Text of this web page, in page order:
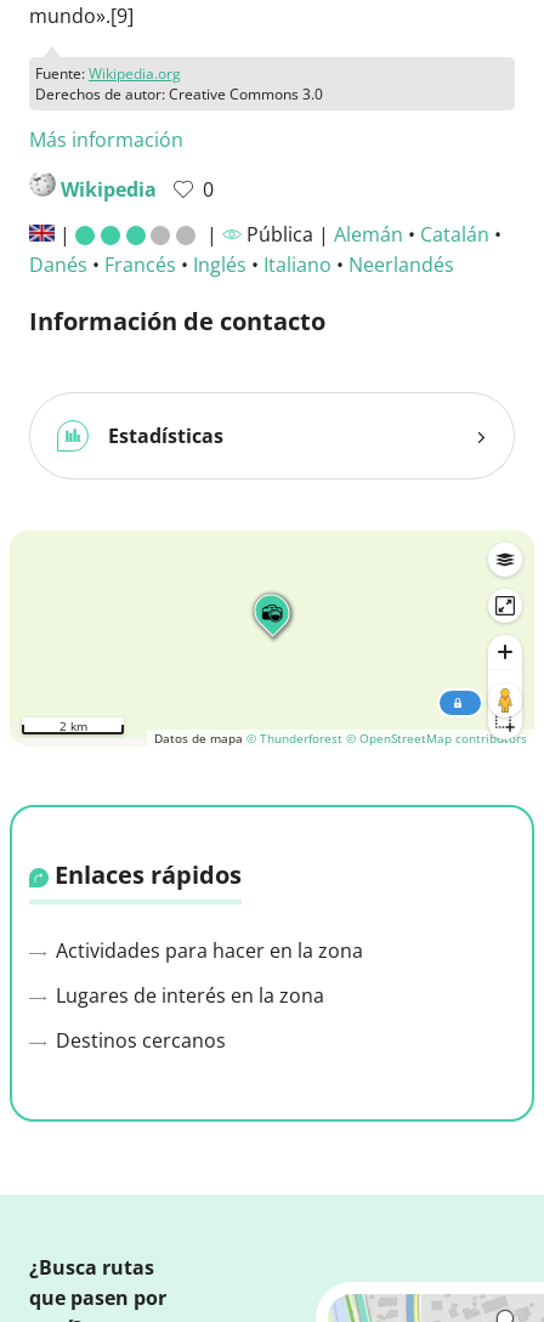
mundo».[9]​
Fuente:Wikipedia.org
Derechos de autor: Creative Commons 3.0
Más información
Wikipedia
0
|
| Pública | Alemán • Catalán •
Danés • Francés • Inglés • Italiano • Neerlandés
Información de contacto
Estadísticas
Datos de mapa © Thunderforest © OpenStreetMap contributors
2 km
Enlaces rápidos
Actividades para hacer en la zona
Lugares de interés en la zona
Destinos cercanos
¿Busca rutas
que pasen por